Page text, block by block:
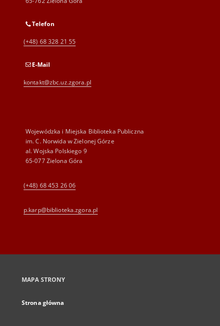
Telefon
(+48) 68 328 21 55
E-Mail
kontakt@zbc.uz.zgora.pl
Wojewódzka i Miejska Biblioteka Publiczna
im. C. Norwida w Zielonej Górze
al. Wojska Polskiego 9
65-077 Zielona Góra
(+48) 68 453 26 06
p.karp@biblioteka.zgora.pl
MAPA STRONY
Strona główna